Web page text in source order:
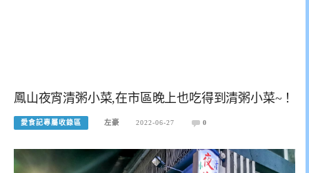
鳳山夜宵清粥小菜,在市區晚上也吃得到清粥小菜~！
愛食記專屬收錄區 左豪 2022-06-27 0